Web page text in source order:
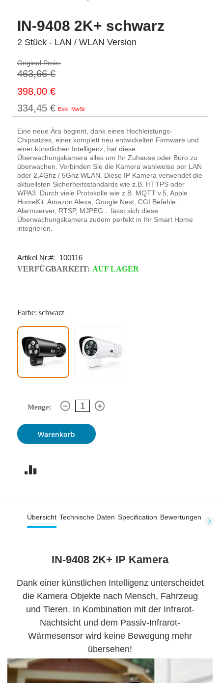
IN-9408 2K+ schwarz
2 Stück - LAN / WLAN Version
Original Preis:
463,66 €
Sonderpreis
398,00 €
334,45 €
Eine neue Ära beginnt, dank eines Hochleistungs-
Chipsatzes, einer komplett neu entwickelten Firmware und
einer künstlichen Intelligenz, hat diese
Überwachungskamera alles um Ihr Zuhause oder Büro zu
überwachen. Verbinden Sie die Kamera wahlweise per LAN
oder 2,4Ghz / 5Ghz WLAN. Diese IP Kamera verwendet die
aktuellsten Sicherheitsstandards wie z.B. HTTPS oder
WPA3. Durch viele Protokolle wie z.B. MQTT v.5, Apple
HomeKit, Amazon Alexa, Google Nest, CGI Befehle,
Alarmserver, RTSP, MJPEG... lässt sich diese
Überwachungskamera zudem perfekt in Ihr Smart Home
integrieren.
Artikel Nr:
100116
VERFÜGBARKEIT: AUF LAGER
Farbe: schwarz
Menge:
Warenkorb
Übersicht Technische Daten Specification Bewertungen
IN-9408 2K+ IP Kamera
Dank einer künstlichen Intelligenz unterscheidet
die Kamera Objekte nach Mensch, Fahrzeug
und Tieren. In Kombination mit der Infrarot-
Nachtsicht und dem Passiv-Infrarot-
Wärmesensor wird keine Bewegung mehr
übersehen!